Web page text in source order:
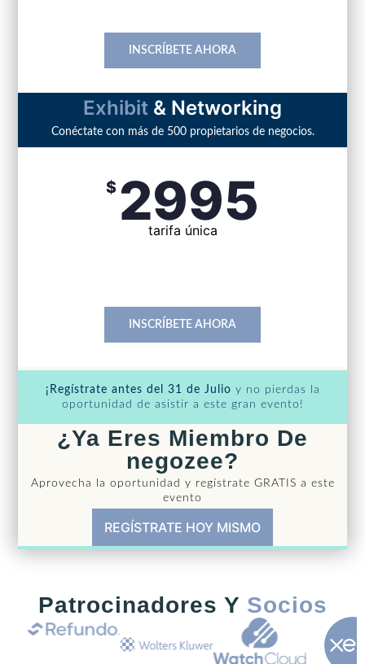
¿Ya Eres Miembro De
negozee?
Aprovecha la oportunidad y regístrate GRATIS a este
evento
REGÍSTRATE HOY MISMO
INSCRÍBETE AHORA
Exhibit & Networking
Conéctate con más de 500 propietarios de negocios.
$ 2995
tarifa única
INSCRÍBETE AHORA
¡Regístrate antes del 31 de Julio y no pierdas la
oportunidad de asistir a este gran evento!
Patrocinadores Y Socios